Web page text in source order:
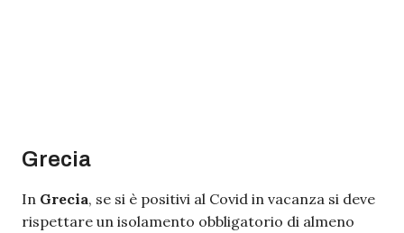
Grecia
In Grecia, se si è positivi al Covid in vacanza si deve
rispettare un isolamento obbligatorio di almeno